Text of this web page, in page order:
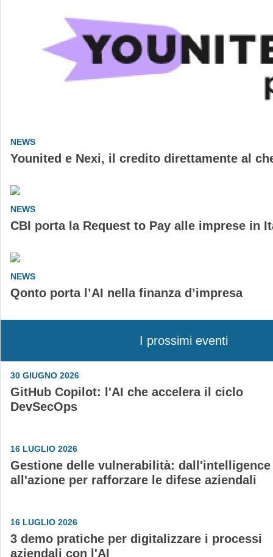
NEWS
Younited e Nexi, il credito direttamente al
NEWS
CBI porta la Request to Pay alle imprese in
NEWS
Qonto porta l’AI nella finanza d’impresa
I prossimi eventi
30 GIUGNO 2026
GitHub Copilot: l'AI che accelera il ciclo
DevSecOps
16 LUGLIO 2026
Gestione delle vulnerabilità: dall'intelligence
all'azione per rafforzare le difese aziendali
16 LUGLIO 2026
3 demo pratiche per digitalizzare i processi
aziendali con l'AI